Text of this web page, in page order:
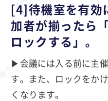
[4]待機室を有効
加者が揃ったら
ロックする」。
▶会議には入る前に主
す。また、ロックをか
くなります。